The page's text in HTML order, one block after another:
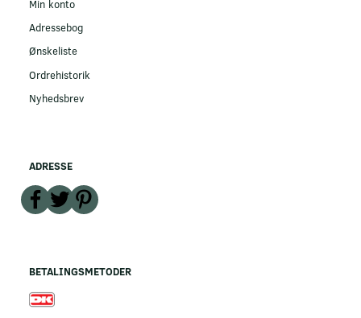
Min konto
Adressebog
Ønskeliste
Ordrehistorik
Nyhedsbrev
ADRESSE
BETALINGSMETODER